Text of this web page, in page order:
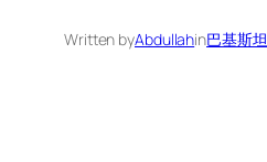
Written byAbdullahin巴基斯坦